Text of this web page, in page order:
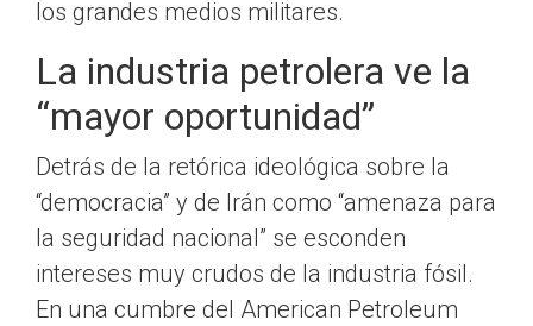
los grandes medios militares.
La industria petrolera ve la
“mayor oportunidad”
Detrás de la retórica ideológica sobre la
“democracia” y de Irán como “amenaza para
la seguridad nacional” se esconden
intereses muy crudos de la industria fósil.
En una cumbre del American Petroleum